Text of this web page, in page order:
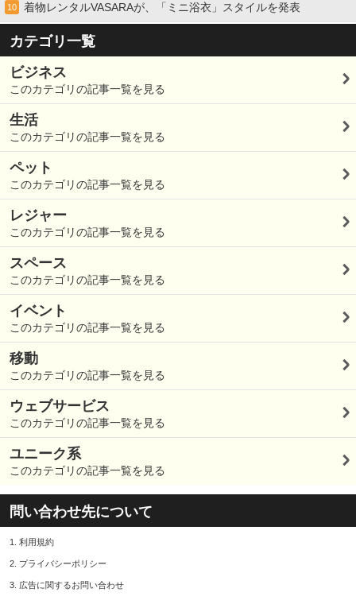
10 着物レンタルVASARAが、「ミニ浴衣」スタイルを発表
カテゴリ一覧
ビジネス
このカテゴリの記事一覧を見る
生活
このカテゴリの記事一覧を見る
ペット
このカテゴリの記事一覧を見る
レジャー
このカテゴリの記事一覧を見る
スペース
このカテゴリの記事一覧を見る
イベント
このカテゴリの記事一覧を見る
移動
このカテゴリの記事一覧を見る
ウェブサービス
このカテゴリの記事一覧を見る
ユニーク系
このカテゴリの記事一覧を見る
問い合わせ先について
1. 利用規約
2. プライバシーポリシー
3. 広告に関するお問い合わせ